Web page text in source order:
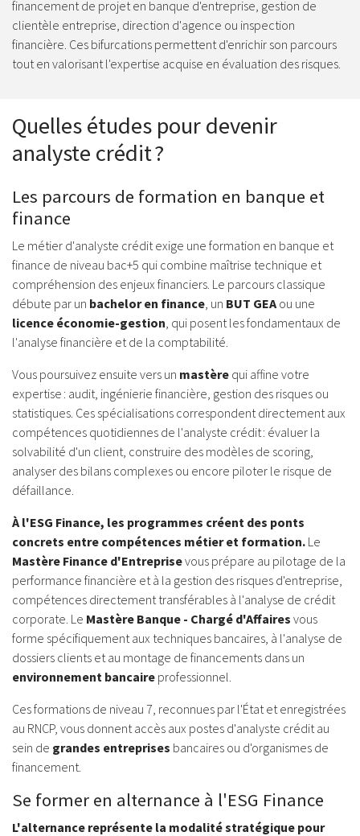
financement de projet en banque d'entreprise, gestion de
clientèle entreprise, direction d'agence ou inspection
financière. Ces bifurcations permettent d'enrichir son parcours
tout en valorisant l'expertise acquise en évaluation des risques.
Quelles études pour devenir
analyste crédit ?
Les parcours de formation en banque et
finance
Le métier d'analyste crédit exige une formation en banque et
finance de niveau bac+5 qui combine maîtrise technique et
compréhension des enjeux financiers. Le parcours classique
débute par un bachelor en finance , un BUT GEA ou une
licence économie-gestion , qui posent les fondamentaux de
l'analyse financière et de la comptabilité.
Vous poursuivez ensuite vers un mastère qui affine votre
expertise : audit, ingénierie financière, gestion des risques ou
statistiques. Ces spécialisations correspondent directement aux
compétences quotidiennes de l'analyste crédit : évaluer la
solvabilité d'un client, construire des modèles de scoring,
analyser des bilans complexes ou encore piloter le risque de
défaillance.
À l'ESG Finance, les programmes créent des ponts
concrets entre compétences métier et formation. Le
Mastère Finance d'Entreprisevous prépare au pilotage de la
performance financière et à la gestion des risques d'entreprise,
compétences directement transférables à l'analyse de crédit
corporate. Le Mastère Banque - Chargé d'Affaires vous
forme spécifiquement aux techniques bancaires, à l'analyse de
dossiers clients et au montage de financements dans un
environnement bancaire professionnel.
Ces formations de niveau 7, reconnues par l'État et enregistrées
au RNCP, vous donnent accès aux postes d'analyste crédit au
sein de grandes entreprises bancaires ou d'organismes de
financement.
Se former en alternance à l'ESG Finance
L'alternance représente la modalité stratégique pour